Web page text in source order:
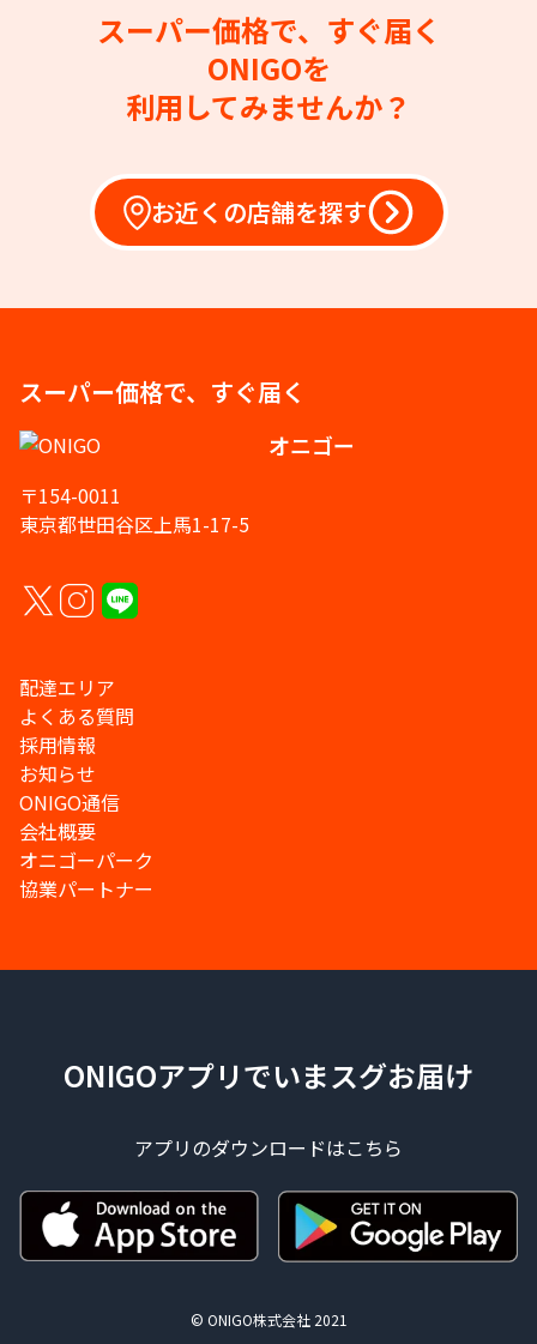
スーパー価格で、すぐ届く
ONIGOを
利用してみませんか？
お近くの店舗を探す
スーパー価格で、すぐ届く
オニゴー
〒154-0011
東京都世田谷区上馬1-17-5
配達エリア
よくある質問
採用情報
お知らせ
ONIGO通信
会社概要
オニゴーパーク
協業パートナー
ONIGOアプリでいまスグお届け
アプリのダウンロードはこちら
© ONIGO株式会社 2021